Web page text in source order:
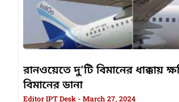
রানওয়েতে দু’টি বিমানের ধাক্কায়
বিমানের ডানা
Editor IPT Desk March 27, 2024